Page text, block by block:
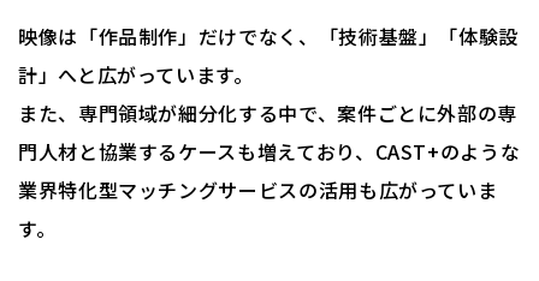
映像は「作品制作」だけでなく、「技術基盤」「体験設
計」へと広がっています。
また、専門領域が細分化する中で、案件ごとに外部の専
門人材と協業するケースも増えており、CAST+のような
業界特化型マッチングサービスの活用も広がっていま
す。